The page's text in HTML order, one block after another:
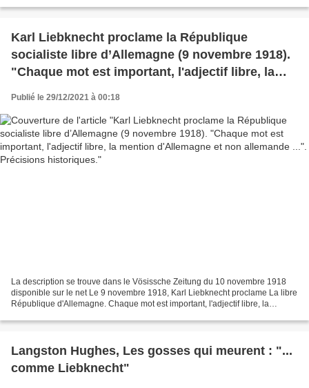
Karl Liebknecht proclame la République
socialiste libre d’Allemagne (9 novembre 1918).
"Chaque mot est important, l'adjectif libre, la
Publié le 29/12/2021 à 00:18
La description se trouve dans le Vösissche Zeitung du 10 novembre 1918
disponible sur le net Le 9 novembre 1918, Karl Liebknecht proclame La libre
République d'Allemagne. Chaque mot est important, l'adjectif libre, la
Langston Hughes, Les gosses qui meurent : "...
comme Liebknecht"